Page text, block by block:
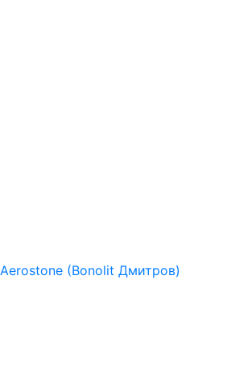
Aerostone (Bonolit Дмитров)